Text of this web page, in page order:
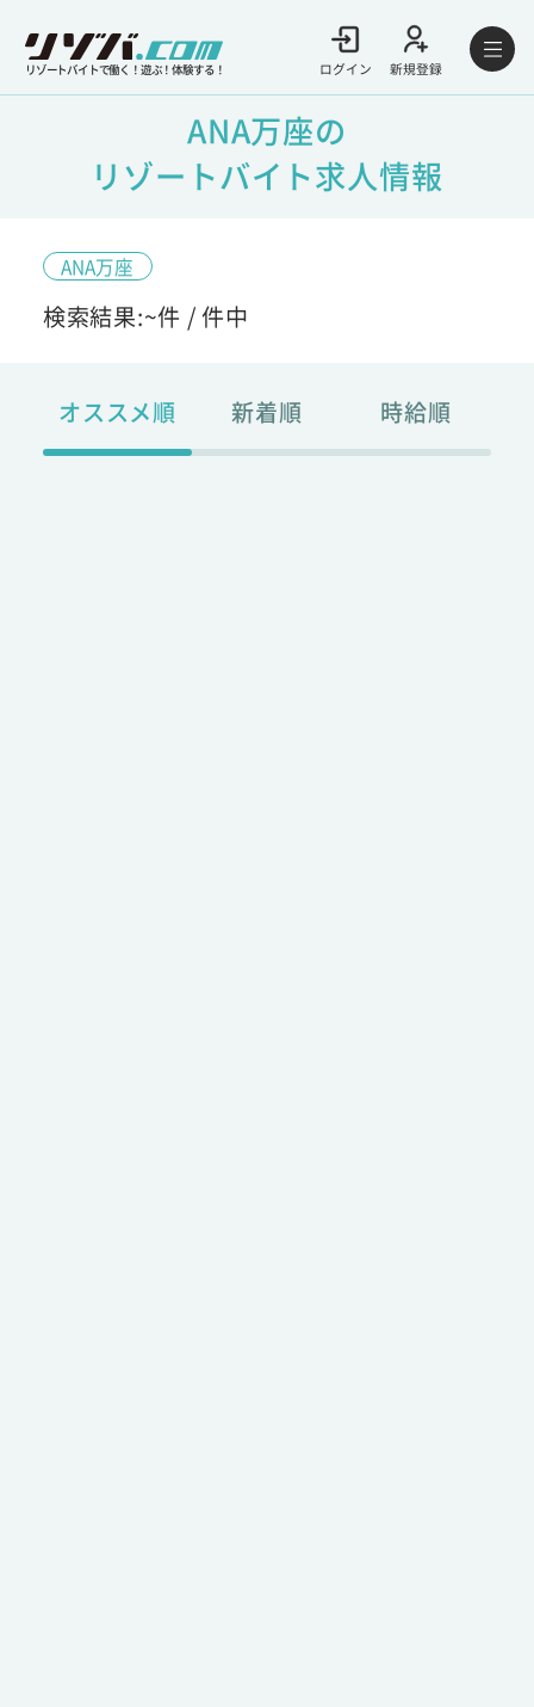
リゾートバイトで働く！遊ぶ！体験する！ ログイン 新規登録
ANA万座の
リゾートバイト求人情報
ANA万座
検索結果:~件 /件中
オススメ順 新着順 時給順